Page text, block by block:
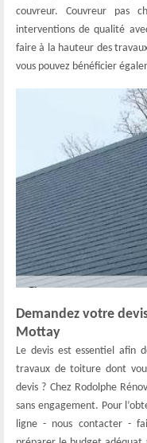
couvreur. Couvreur pas
interventions de qualité
faire à la hauteur des
vous pouvez bénéficier
Demandez votre
Mottay
Le devis est essentiel afin
travaux de toiture dont
devis ? Chez Rodolphe
sans engagement. Pour
ligne - nous contacter -